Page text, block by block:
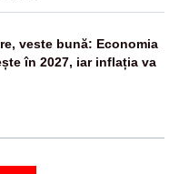
veste bună: Economia
în 2027, iar inflația va